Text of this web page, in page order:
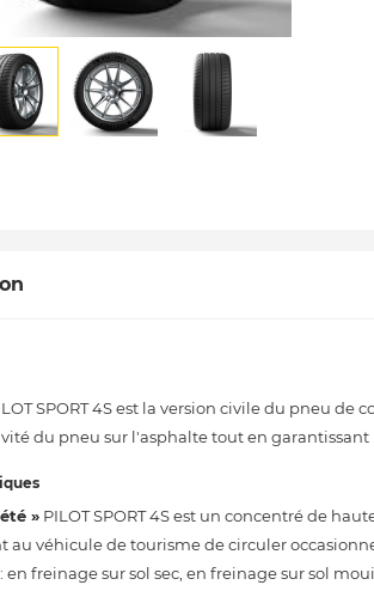
SPORT 4S est la version civile du pneu
du pneu sur l'asphalte tout en garantissant
» PILOT SPORT 4S est un concentré de
au véhicule de tourisme de circuler
: en freinage sur sol sec, en freinage sur sol